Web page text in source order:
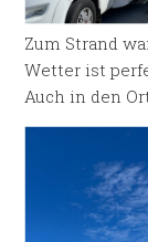
Zum Strand
Wetter ist
Auch in den